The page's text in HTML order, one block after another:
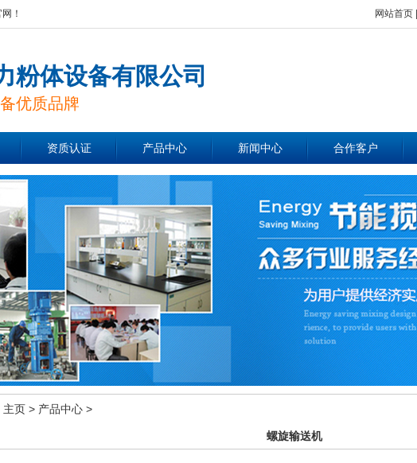
！ 网站首页
粉体设备有限公司
优质品牌
资质认证 产品中心 新闻中心 合作客户
主页 > 产品中心 >
螺旋输送机